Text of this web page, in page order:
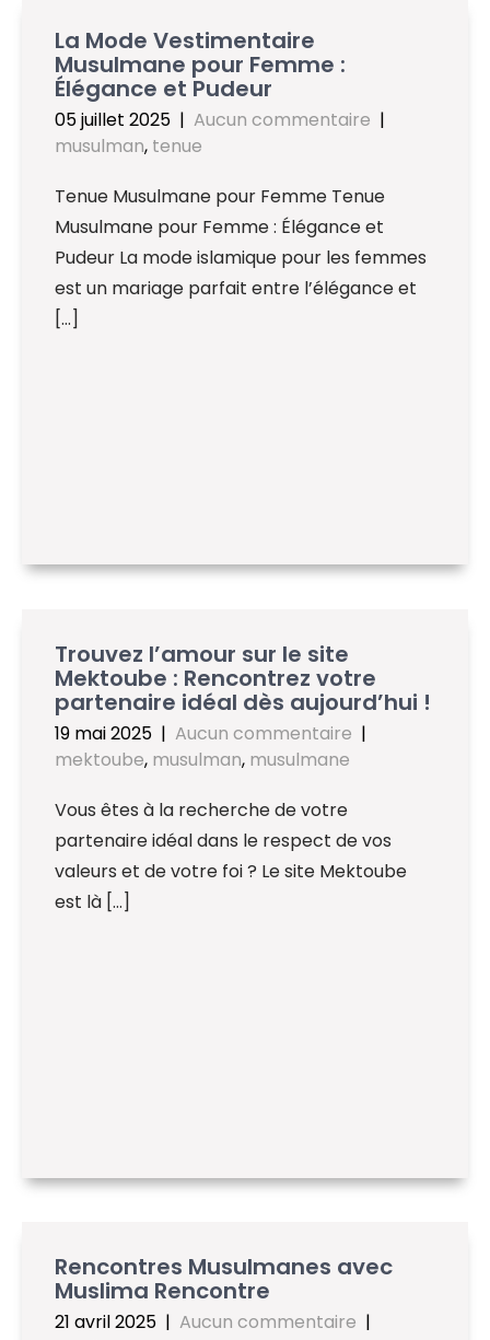
La Mode Vestimentaire
Musulmane pour Femme :
Élégance et Pudeur
05 juillet 2025 | Aucun commentaire |
musulman, tenue
Tenue Musulmane pour Femme Tenue
Musulmane pour Femme : Élégance et
Pudeur La mode islamique pour les femmes
est un mariage parfait entre l’élégance et
[…]
Trouvez l’amour sur le site
Mektoube : Rencontrez votre
partenaire idéal dès aujourd’hui !
19 mai 2025 | Aucun commentaire |
mektoube, musulman, musulmane
Vous êtes à la recherche de votre
partenaire idéal dans le respect de vos
valeurs et de votre foi ? Le site Mektoube
est là […]
Rencontres Musulmanes avec
Muslima Rencontre
21 avril 2025 | Aucun commentaire |